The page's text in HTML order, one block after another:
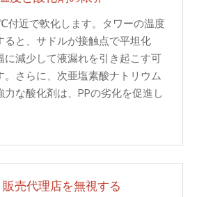
付近で軟化します。タワーの温度
ると、サドルが接触点で平坦化
に減少して液漏れを引き起こす可
。さらに、次亜塩素酸ナトリウム
力な酸化剤は、PPの劣化を促進し
売代理店を無視する